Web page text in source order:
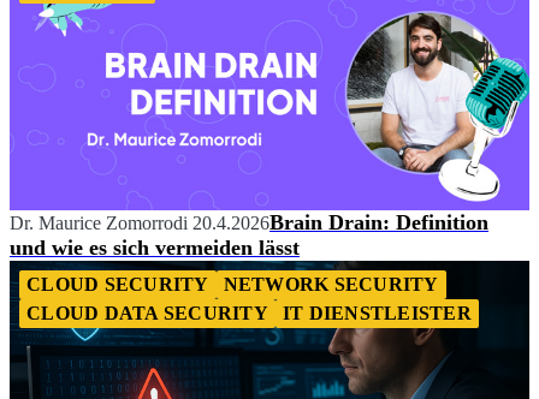
Dr. Maurice Zomorrodi 20.4.2026Brain Drain: Definition
und wie es sich vermeiden lässt
CLOUD SECURITY
NETWORK SECURITY
CLOUD DATA SECURITY
IT DIENSTLEISTER